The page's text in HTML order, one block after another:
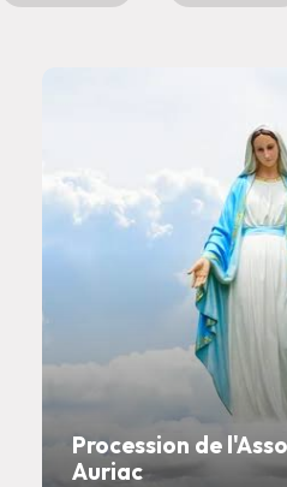
Procession de
Auriac